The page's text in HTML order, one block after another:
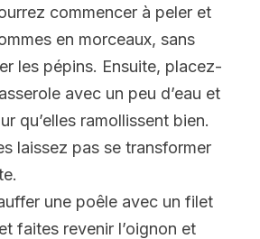
commencer à peler et
en morceaux, sans
les pépins. Ensuite, placez-
avec un peu d’eau et
qu’elles ramollissent bien.
laissez pas se transformer
une poêle avec un filet
faites revenir l’oignon et